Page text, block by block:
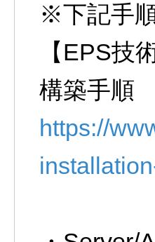
※下記手
【EPS技
構築手順
https://